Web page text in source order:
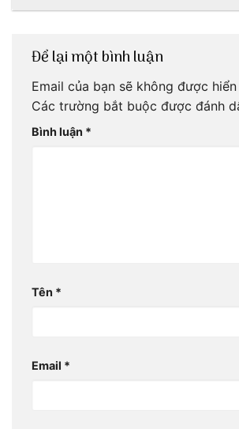
Để lại một bình luận
Email của bạn sẽ không được
Các trường bắt buộc được đánh
Bình luận *
Tên *
Email *